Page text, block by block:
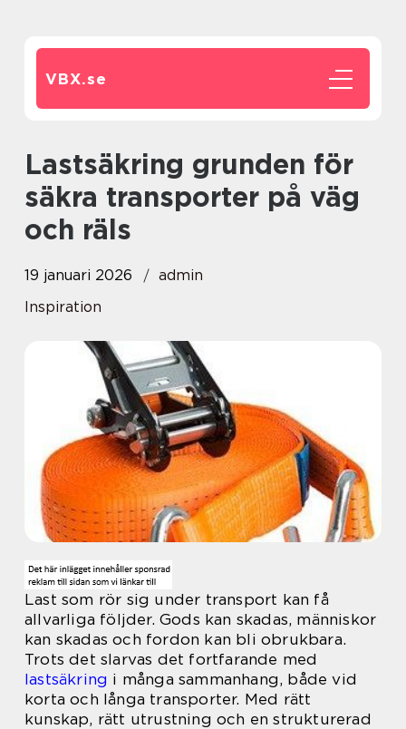
VBX.se
Lastsäkring grunden för
säkra transporter på väg
och räls
19 januari 2026
admin
Inspiration
Last som rör sig under transport kan få
allvarliga följder. Gods kan skadas, människor
kan skadas och fordon kan bli obrukbara.
Trots det slarvas det fortfarande med
lastsäkring i många sammanhang, både vid
korta och långa transporter. Med rätt
kunskap, rätt utrustning och en strukturerad